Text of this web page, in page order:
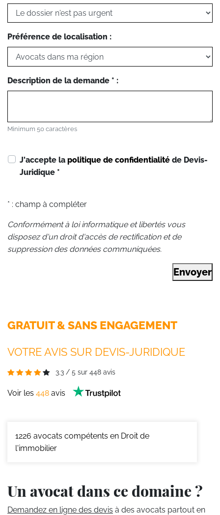
Préférence de localisation :
Description de la demande * :
Minimum 50 caractères
J'accepte la politique de confidentialité de Devis-
Juridique *
* : champ à compléter
Conformément à loi informatique et libertés vous
disposez d'un droit d'accès de rectification et de
suppression des données communiquées.
Envoyer
GRATUIT & SANS ENGAGEMENT
VOTRE AVIS SUR DEVIS-JURIDIQUE
3.3 / 5 sur 448 avis
Voir les 448 avis
1226 avocats compétents en Droit de
l'immobilier
Un avocat dans ce domaine ?
Demandez en ligne des devis à des avocats partout en